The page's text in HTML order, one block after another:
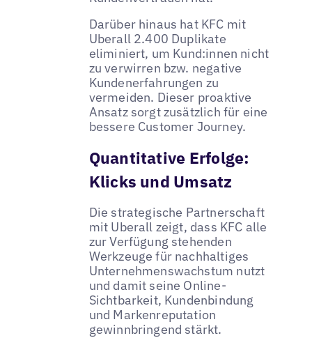
Darüber hinaus hat KFC mit
Uberall 2.400 Duplikate
eliminiert, um Kund:innen nicht
zu verwirren bzw. negative
Kundenerfahrungen zu
vermeiden. Dieser proaktive
Ansatz sorgt zusätzlich für eine
bessere Customer Journey.
Quantitative Erfolge:
Klicks und Umsatz
Die strategische Partnerschaft
mit Uberall zeigt, dass KFC alle
zur Verfügung stehenden
Werkzeuge für nachhaltiges
Unternehmenswachstum nutzt
und damit seine Online-
Sichtbarkeit, Kundenbindung
und Markenreputation
gewinnbringend stärkt.